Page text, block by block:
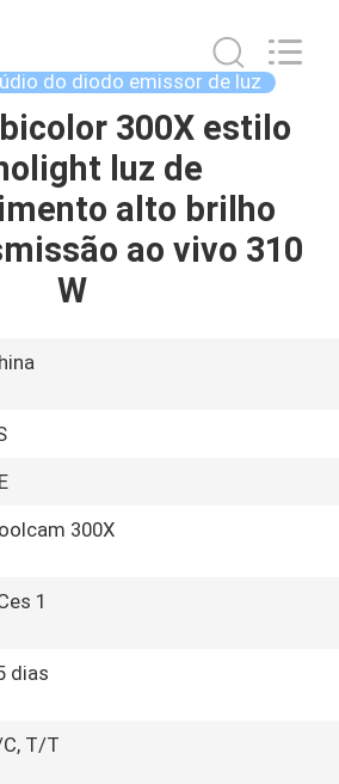
do diodo emissor de luz
300X estilo
luz de
alto brilho
ao vivo 310
W
300X
1
dias
T/T